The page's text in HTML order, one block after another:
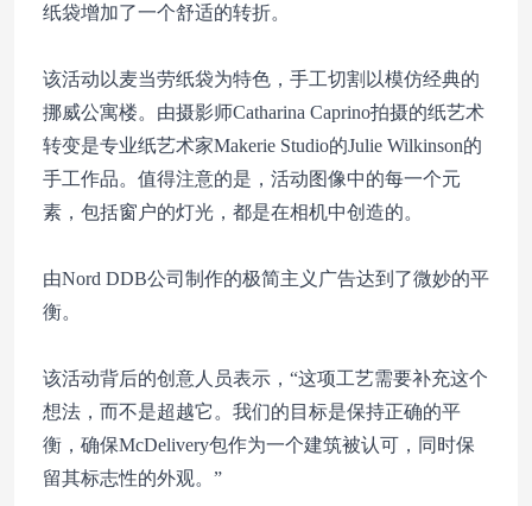
纸袋增加了一个舒适的转折。
该活动以麦当劳纸袋为特色，手工切割以模仿经典的
挪威公寓楼。由摄影师Catharina Caprino拍摄的纸艺术
转变是专业纸艺术家Makerie Studio的Julie Wilkinson的
手工作品。值得注意的是，活动图像中的每一个元
素，包括窗户的灯光，都是在相机中创造的。
由Nord DDB公司制作的极简主义广告达到了微妙的平
衡。
该活动背后的创意人员表示，“这项工艺需要补充这个
想法，而不是超越它。我们的目标是保持正确的平
衡，确保McDelivery包作为一个建筑被认可，同时保
留其标志性的外观。”